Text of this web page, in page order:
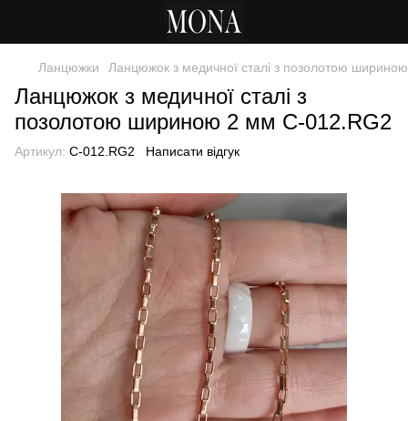
Ланцюжки Ланцюжок з медичної сталі з позолотою
Ланцюжок з медичної сталі з
позолотою шириною 2 мм C-012.RG2
Артикул: C-012.RG2 Написати відгук